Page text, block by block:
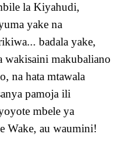
la Kiyahudi,
yake na
badala yake,
wakisaini makubaliano
na hata mtawala
pamoja ili
mbele ya
Wake, au waumini!